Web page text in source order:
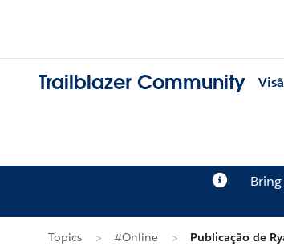
Trailblazer Community
Topics #Online Publicação de